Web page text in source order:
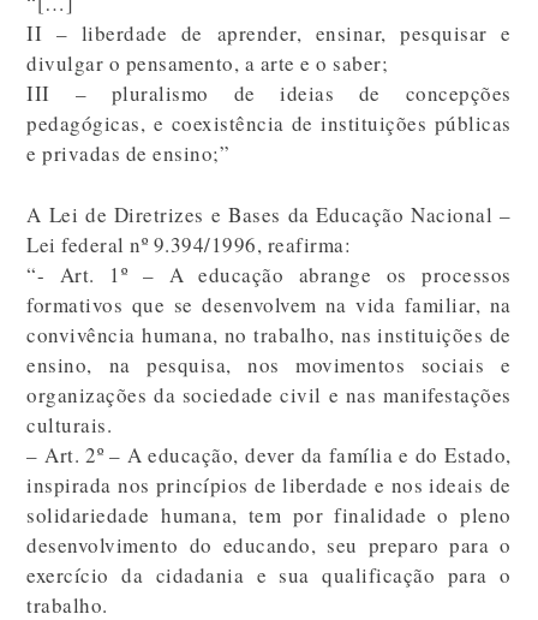
II – liberdade de aprender, ensinar, pesquisar e
divulgar o pensamento, a arte e o saber;
III – pluralismo de ideias de concepções
pedagógicas, e coexistência de instituições públicas
e privadas de ensino;”
A Lei de Diretrizes e Bases da Educação Nacional –
Lei federal nº 9.394/1996, reafirma:
“- Art. 1º – A educação abrange os processos
formativos que se desenvolvem na vida familiar, na
convivência humana, no trabalho, nas instituições de
ensino, na pesquisa, nos movimentos sociais e
organizações da sociedade civil e nas manifestações
culturais.
– Art. 2º – A educação, dever da família e do Estado,
inspirada nos princípios de liberdade e nos ideais de
solidariedade humana, tem por finalidade o pleno
desenvolvimento do educando, seu preparo para o
exercício da cidadania e sua qualificação para o
trabalho.